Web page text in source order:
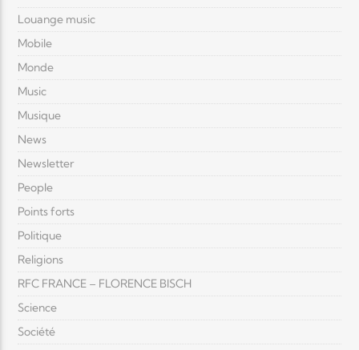
Louange music
Mobile
Monde
Music
Musique
News
Newsletter
People
Points forts
Politique
Religions
RFC FRANCE – FLORENCE BISCH
Science
Société